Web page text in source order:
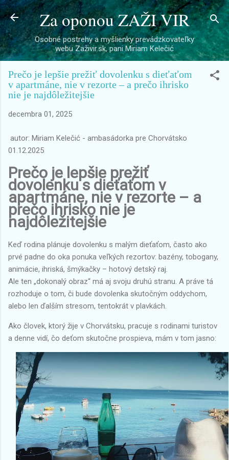
Preskočiť na hlavný obsah
Za oponou ZAŽI VIR
Osobné postrehy a myšlienky prevádzkovateľky
webu Zaživir.sk, pani Miriam Kelečić
Prečo je lepšie prežiť dovolenku s dieťaťom
v apartmáne, nie v rezorte – a prečo ihrisko
nie je najdôležitejšie
decembra 01, 2025
autor: Miriam Kelečić - ambasádorka pre Chorvátsko
01.12.2025
Prečo je lepšie prežiť
dovolenku s dieťaťom v
apartmáne, nie v rezorte – a
prečo ihrisko nie je
najdôležitejšie
Keď rodina plánuje dovolenku s malým dieťaťom, často ako
prvé padne do oka ponuka veľkých rezortov: bazény, tobogany,
animácie, ihriská, šmýkačky – hotový detský raj.
Ale ten „dokonalý obraz“ má aj svoju druhú stranu. A práve tá
rozhoduje o tom, či bude dovolenka skutočným oddychom,
alebo len ďalším stresom, tentokrát v plavkách.
Ako človek, ktorý žije v Chorvátsku, pracuje s rodinami turistov
a denne vidí, čo deťom skutočne prospieva, mám v tom jasno: